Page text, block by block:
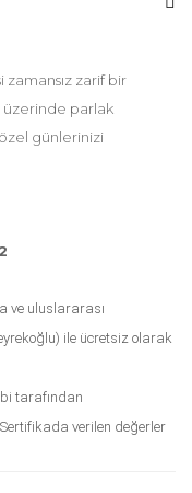
zamansız zarif bir
üzerinde parlak
günlerinizi
ve uluslararası
ile ücretsiz olarak
tarafından
verilen değerler